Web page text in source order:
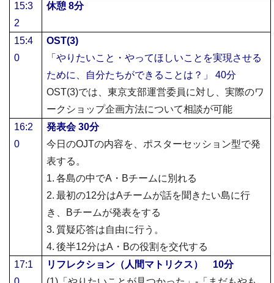
15:3
2
休憩8分
15:4
0
OST(3)
「やりたいこと・やってほしいことを実現させる
ために、自分たちができることは？」
40分
OST(3)では、東京支部運営委員に対し、実際のワ
ークショップ企画方法について相談が可能
16:2
0
発表会30分
今日のOJTの内容を、ポスターセッション型で発
表する。
1. 各島の中でA ・ Bチームに別れる
2. 最初の12分はAチームが話を聞きたい島に行
き、
Bチームが発表をする
3. 質疑応答は自由に行う。
4. 後半12分はA ・ Bの役割を交代する
17:1
リフレクション（人間マトリクス） 10分